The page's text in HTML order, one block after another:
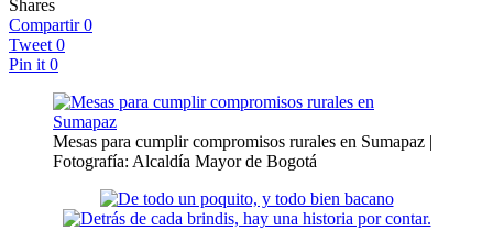
Shares
Compartir 0
Tweet 0
Pin it 0
Mesas para cumplir compromisos rurales en Sumapaz |
Fotografía: Alcaldía Mayor de Bogotá